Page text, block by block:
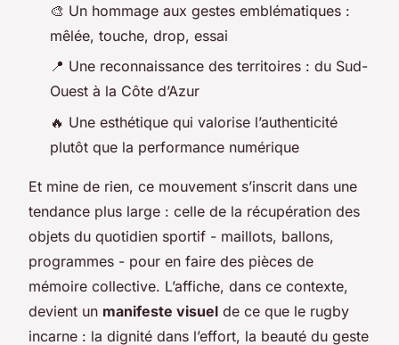
🎨 Un hommage aux gestes emblématiques :
mêlée, touche, drop, essai
📍 Une reconnaissance des territoires : du Sud-
Ouest à la Côte d’Azur
🔥 Une esthétique qui valorise l’authenticité
plutôt que la performance numérique
Et mine de rien, ce mouvement s’inscrit dans une
tendance plus large : celle de la récupération des
objets du quotidien sportif - maillots, ballons,
programmes - pour en faire des pièces de
mémoire collective. L’affiche, dans ce contexte,
devient un manifeste visuel de ce que le rugby
incarne : la dignité dans l’effort, la beauté du geste